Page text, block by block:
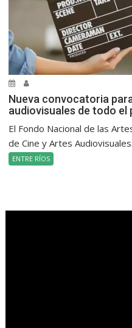
Nueva convocatoria
audiovisuales de todo el
El Fondo Nacional de las
de Cine y Artes
ENTRE RÍOS